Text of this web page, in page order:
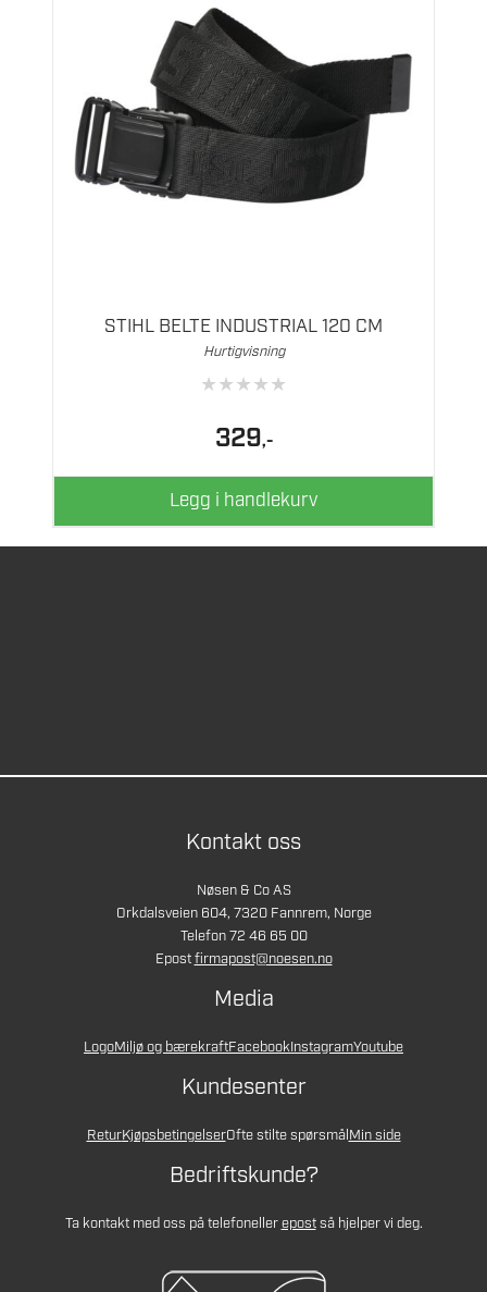
STIHL BELTE INDUSTRIAL 120 CM
Hurtigvisning
★★★★★
329,-
Legg i handlekurv
Kontakt oss
Nøsen & Co AS
Orkdalsveien 604, 7320 Fannrem, Norge
Telefon 72 46 65 00
Epostfirmapost@noesen.no
Media
LogoMiljø og bærekraftFacebookInstagramYoutube
Kundesenter
ReturKjøpsbetingelserOfte stilte spørsmålMin side
Bedriftskunde?
Ta kontakt med oss på telefonellerepostså hjelper vi deg.